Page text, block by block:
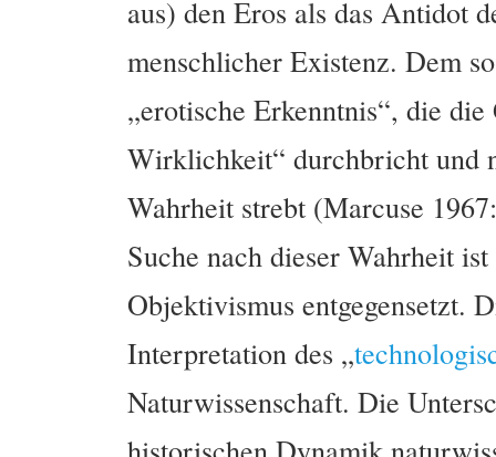
aus) den Eros als das Antidot
menschlicher Existenz. Dem
„erotische Erkenntnis“, die
Wirklichkeit“ durchbricht und
Wahrheit strebt (Marcuse
Suche nach dieser Wahrheit
Objektivismus entgegensetzt.
Interpretation des „
Naturwissenschaft. Die